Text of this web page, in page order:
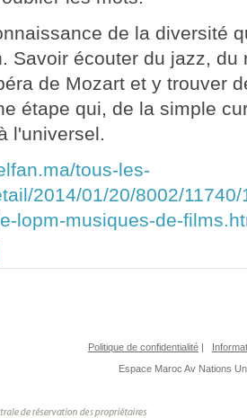
de la diversité
Savoir écouter du jazz, du
de Mozart et y trouver
étape qui, de la simple
l'universel.
tous-les-
2014/01/20/8002/
lopm-musiques-de-
Politique de confidentialité |
Espace Maroc Av Nations